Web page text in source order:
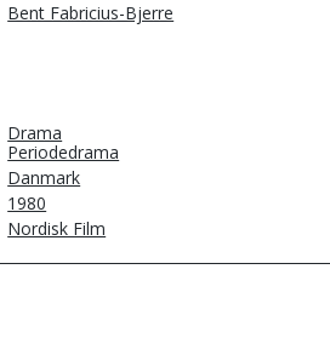
Bent Fabricius-Bjerre
Drama
Periodedrama
Danmark
1980
Nordisk Film